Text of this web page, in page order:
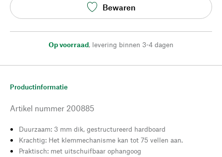
Bewaren
Op voorraad, levering binnen 3-4 dagen
Productinformatie
Artikel nummer 200885
Duurzaam: 3 mm dik, gestructureerd hardboard
Krachtig: Het klemmechanisme kan tot 75 vellen aan.
Praktisch: met uitschuifbaar ophangoog